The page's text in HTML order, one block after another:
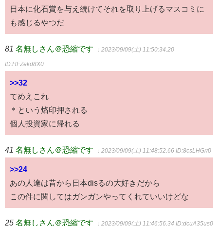
日本に化石賞を与え続けてそれを取り上げるマスコミに
も感じるやつだ
81 名無しさん＠恐縮です ：2023/09/09(土) 11:50:34.20
ID:HFZekd8X0
>>32
てめえこれ
＊という烙印押される
個人投資家に帰れる
41 名無しさん＠恐縮です ：2023/09/09(土) 11:48:52.66 ID:8csLHGr/0
>>24
あの人達は昔から日本disるの大好きだから
この件に関してはガンガンやってくれていいけどな
25 名無しさん＠恐縮です ：2023/09/09(土) 11:46:56.34 ID:dcuA35us0